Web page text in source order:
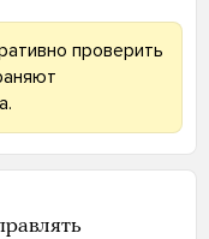
проверить